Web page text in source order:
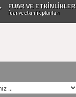
FUAR VE ETKİNLİKLER
fuar ve etkinlik planları